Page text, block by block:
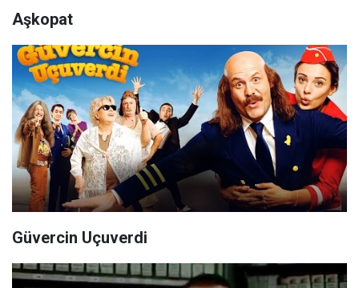
Aşkopat
Güvercin Uçuverdi